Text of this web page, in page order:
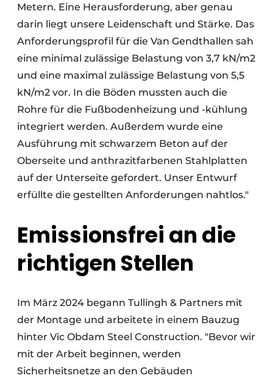
Metern. Eine Herausforderung, aber genau
darin liegt unsere Leidenschaft und Stärke. Das
Anforderungsprofil für die Van Gendthallen sah
eine minimal zulässige Belastung von 3,7 kN/m2
und eine maximal zulässige Belastung von 5,5
kN/m2 vor. In die Böden mussten auch die
Rohre für die Fußbodenheizung und -kühlung
integriert werden. Außerdem wurde eine
Ausführung mit schwarzem Beton auf der
Oberseite und anthrazitfarbenen Stahlplatten
auf der Unterseite gefordert. Unser Entwurf
erfüllte die gestellten Anforderungen nahtlos."
Emissionsfrei an die
richtigen Stellen
Im März 2024 begann Tullingh & Partners mit
der Montage und arbeitete in einem Bauzug
hinter Vic Obdam Steel Construction. "Bevor wir
mit der Arbeit beginnen, werden
Sicherheitsnetze an den Gebäuden